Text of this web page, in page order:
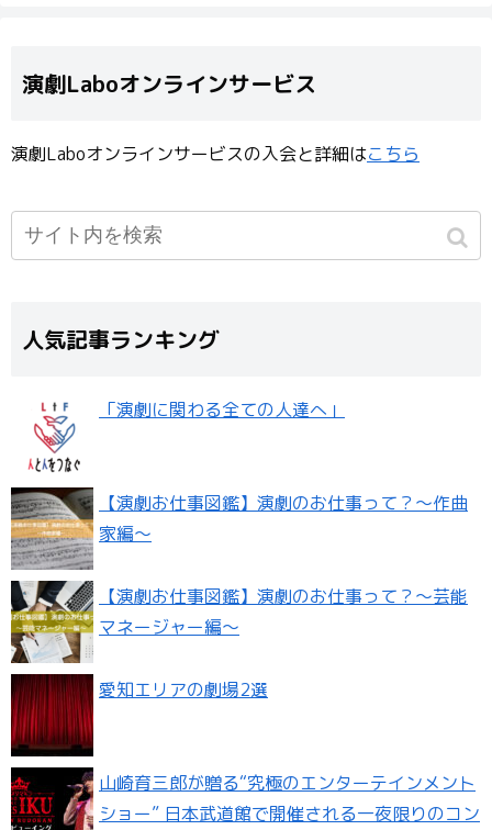
演劇Laboオンラインサービス
演劇Laboオンラインサービスの入会と詳細はこちら
人気記事ランキング
「演劇に関わる全ての人達へ」
【演劇お仕事図鑑】演劇のお仕事って？〜作曲
家編〜
【演劇お仕事図鑑】演劇のお仕事って？〜芸能
マネージャー編〜
愛知エリアの劇場2選
山崎育三郎が贈る“究極のエンターテインメント
ショー” 日本武道館で開催される一夜限りのコン